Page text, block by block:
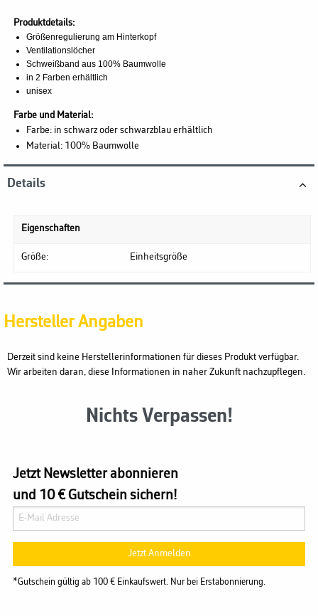
Produktdetails:
Größenregulierung am Hinterkopf
Ventilationslöcher
Schweißband aus 100% Baumwolle
in 2 Farben erhältlich
unisex
Farbe und Material:
Farbe: in schwarz oder schwarzblau erhältlich
Material: 100% Baumwolle
Details
Eigenschaften
Größe: Einheitsgröße
Hersteller Angaben
Derzeit sind keine Herstellerinformationen für dieses Produkt verfügbar.
Wir arbeiten daran, diese Informationen in naher Zukunft nachzupflegen.
Nichts Verpassen!
Jetzt Newsletter abonnieren
und 10 € Gutschein sichern!
Jetzt Anmelden
*Gutschein gültig ab 100 € Einkaufswert. Nur bei Erstabonnierung.